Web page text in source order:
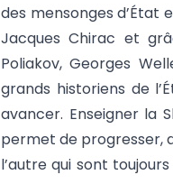
des mensonges d’État
Jacques Chirac et
Poliakov, Georges
grands historiens de
avancer. Enseigner la
permet de progresser,
l’autre qui sont